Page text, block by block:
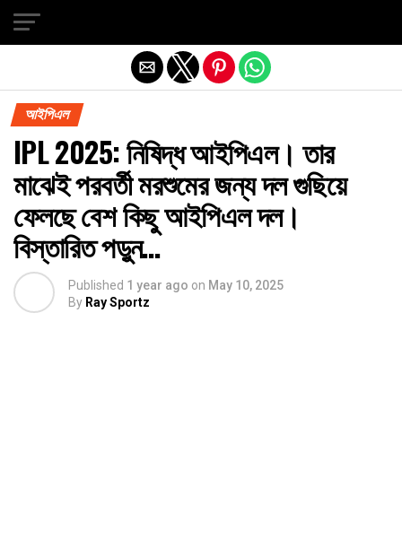
আইপিএল
IPL 2025: নিষিদ্ধ আইপিএল। তার
মাঝেই পরবর্তী মরশুমের জন্য দল গুছিয়ে
ফেলছে বেশ কিছু আইপিএল দল।
বিস্তারিত পড়ুন…
Published 1 year ago on May 10, 2025
By Ray Sportz